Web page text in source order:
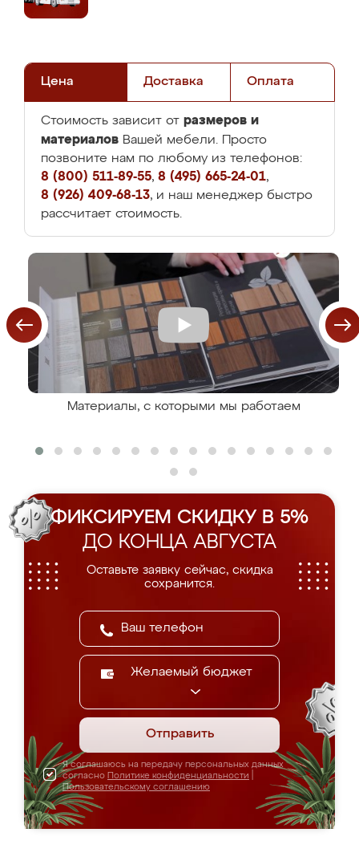
Цена Доставка Оплата
Стоимость зависит от размеров и
материалов Вашей мебели. Просто
позвоните нам по любому из телефонов:
8 (800) 511-89-55, 8 (495) 665-24-01,
8 (926) 409-68-13, и наш менеджер быстро
рассчитает стоимость.
Материалы, с которыми мы работаем
ФИКСИРУЕМ СКИДКУ В 5%
ДО КОНЦА АВГУСТА
Оставьте заявку сейчас, скидка
сохранится.
Желаемый бюджет
Отправить
Я соглашаюсь на передачу персональных данных
согласно Политике конфиденциальности
Пользовательскому соглашению